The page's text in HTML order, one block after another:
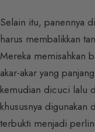
Selain itu, panennya
harus membalikkan
Mereka memisahkan
akar-akar yang
kemudian dicuci lalu
khususnya digunakan
terbukti menjadi